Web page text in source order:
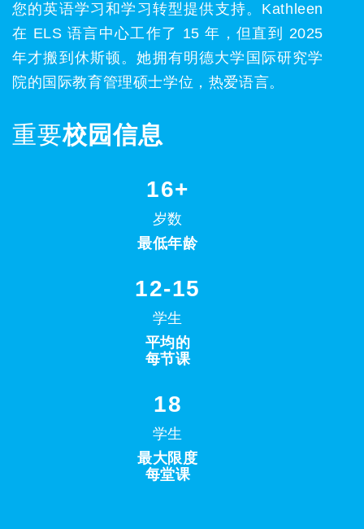
您的英语学习和学习转型提供支持。Kathleen
在 ELS 语言中心工作了 15 年，但直到 2025
年才搬到休斯顿。她拥有明德大学国际研究学
院的国际教育管理硕士学位，热爱语言。
重要校园信息
16+
岁数
最低年龄
12-15
学生
平均的
每节课
18
学生
最大限度
每堂课